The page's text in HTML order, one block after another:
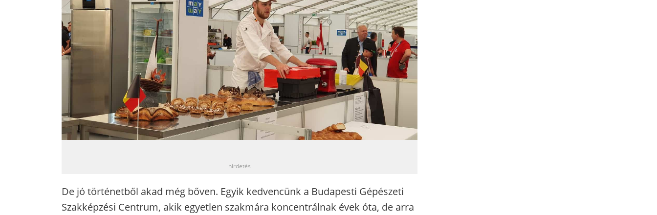
hirdetés
De jó történetből akad még bőven. Egyik kedvencünk a Budapesti Gépészeti
Szakképzési Centrum, akik egyetlen szakmára koncentrálnak évek óta, de arra